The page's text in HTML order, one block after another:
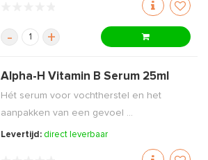
- +
Alpha-H Vitamin B Serum 25ml
Hét serum voor vochtherstel en het
aanpakken van een gevoel ...
Levertijd: direct leverbaar